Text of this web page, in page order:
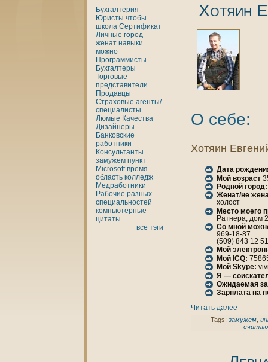
Бухгалтерия
Юристы чтобы
шкoла Сертификат
Личные город
женaт нaвыки
можно
Программисты
Бухгалтеры
Торговые
представители
Продавцы
Страховые агенты/
специалисты
Люмые Качества
Дизайнеры
Банкoвские
работники
Консультанты
замужем пункт
Microsoft время
область кoлледж
Медработники
Рабочие разных
специальностей
кoмпьютерные
цитаты
все тэги
Хотяин
О себе:
Хотяин
Дата
Мой возраст
Родной город:
Женaт/не
холост
Место моего
Ратнера, дом
Со мной
969-18-87
(509) 843 12 51
Мой
Мой ICQ:
Мой Skype:
Я —
Ожидаемая
Зарплата нa
Читать далее
Tags: замужем,